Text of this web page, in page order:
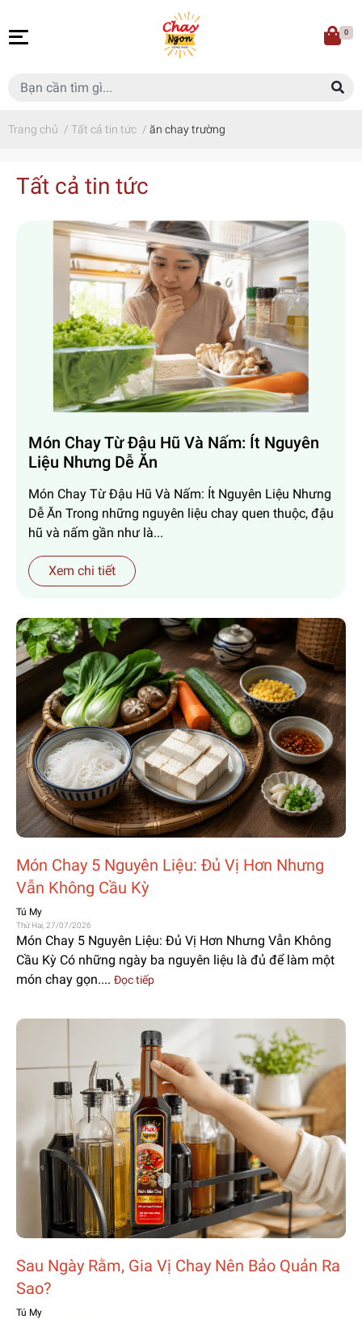
0
Trang chủ / Tất cả tin tức / ăn chay trường
Tất cả tin tức
Món Chay Từ Đậu Hũ Và Nấm: Ít Nguyên
Liệu Nhưng Dễ Ăn
Món Chay Từ Đậu Hũ Và Nấm: Ít Nguyên Liệu Nhưng
Dễ Ăn Trong những nguyên liệu chay quen thuộc, đậu
hũ và nấm gần như là...
Xem chi tiết
Món Chay 5 Nguyên Liệu: Đủ Vị Hơn Nhưng
Vẫn Không Cầu Kỳ
Tú My
Thứ Hai, 27/07/2026
Món Chay 5 Nguyên Liệu: Đủ Vị Hơn Nhưng Vẫn Không
Cầu Kỳ Có những ngày ba nguyên liệu là đủ để làm một
món chay gọn.... Đọc tiếp
Sau Ngày Rằm, Gia Vị Chay Nên Bảo Quản Ra
Sao?
Tú My